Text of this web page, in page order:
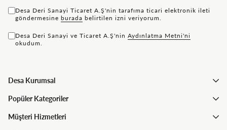
Desa Deri Sanayi Ticaret A.Ş'nin tarafıma ticari elektronik ileti
göndermesine bu rada belirtilen izni veriyorum.
Desa Deri Sanayi ve Ticaret A.Ş'nin Aydınlatma Metni'ni
okudum.
Desa Kurumsal
Popüler Kategoriler
Müşteri Hizmetleri